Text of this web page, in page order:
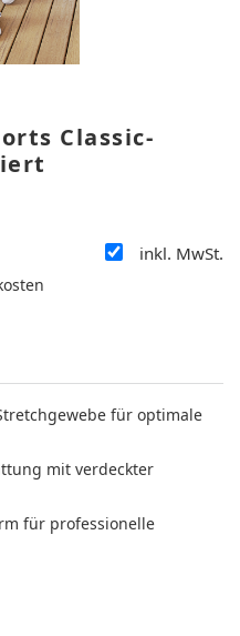
Classic-
inkl. MwSt.
für optimale
mit verdeckter
für professionelle